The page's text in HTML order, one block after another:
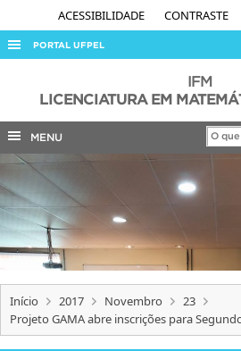
ACESSIBILIDADE CONTRASTE
PORTAL UFPEL
AUDITORIA
COBALTO
CONCURSOS
EDITAIS
INTERNACIONAL
OUVIDORIA
PORTARIAS
TELEFONES
IFM
LICENCIATURA EM
MENU
Início 2017 Novembro
23
Projeto GAMA abre inscrições para